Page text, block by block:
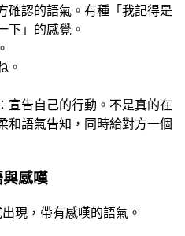
確認的語氣。有種「我記得是
下」的感覺。
。
宣告自己的行動。不是真的在
和語氣告知，同時給對方一個
感嘆
現，帶有感嘆的語氣。